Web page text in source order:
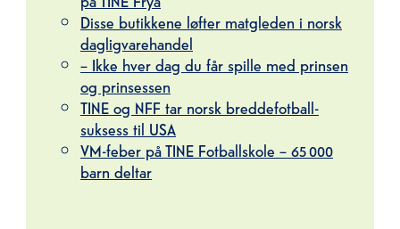
Disse butikkene løfter matgleden i norsk
dagligvarehandel
– Ikke hver dag du får spille med prinsen
og prinsessen
TINE og NFF tar norsk breddefotball-
suksess til USA
VM-feber på TINE Fotballskole – 65 000
barn deltar